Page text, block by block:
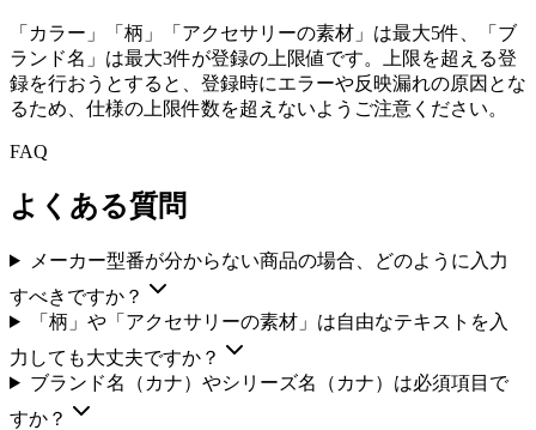
「カラー」「柄」「アクセサリーの素材」は最大5件、「ブ
ランド名」は最大3件が登録の上限値です。上限を超える登
録を行おうとすると、登録時にエラーや反映漏れの原因とな
るため、仕様の上限件数を超えないようご注意ください。
FAQ
よくある質問
メーカー型番が分からない商品の場合、どのように入力
すべきですか？
「柄」や「アクセサリーの素材」は自由なテキストを入
力しても大丈夫ですか？
ブランド名（カナ）やシリーズ名（カナ）は必須項目で
すか？